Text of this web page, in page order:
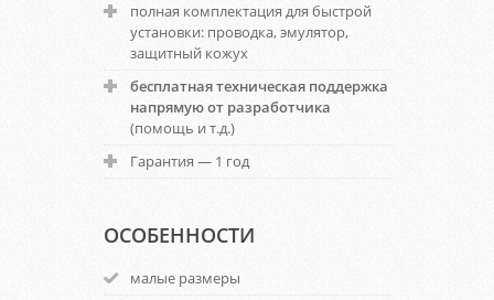
полная комплектация для быстрой
установки: проводка, эмулятор,
защитный кожух
бесплатная техническая поддержка
напрямую от разработчика
(помощь и т.д.)
Гарантия — 1 год
ОСОБЕННОСТИ
малые размеры